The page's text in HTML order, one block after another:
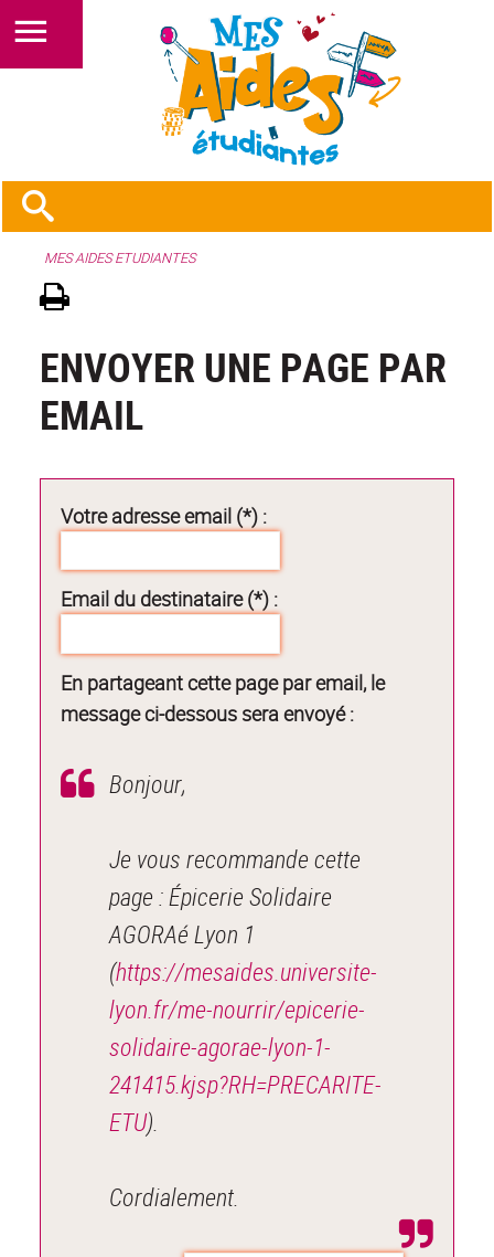
MES AIDES ETUDIANTES
ENVOYER UNE PAGE PAR
EMAIL
Votre adresse email (*) :
Email du destinataire (*) :
En partageant cette page par email, le
message ci-dessous sera envoyé :
Bonjour,
Je vous recommande cette
page : Épicerie Solidaire
AGORAé Lyon 1
(https://mesaides.universite-
lyon.fr/me-nourrir/epicerie-
solidaire-agorae-lyon-1-
241415.kjsp?RH=PRECARITE-
ETU).
Cordialement.